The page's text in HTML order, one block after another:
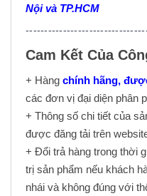
Nội và TP.HCM
Cam Kết Của
+ Hàng chính hãng,
các đơn vị đại diện phân
+ Thông số chi tiết của
được đăng tải trên
+ Đổi trả hàng trong thời
trị sản phẩm nếu khách
nhái và không đúng với